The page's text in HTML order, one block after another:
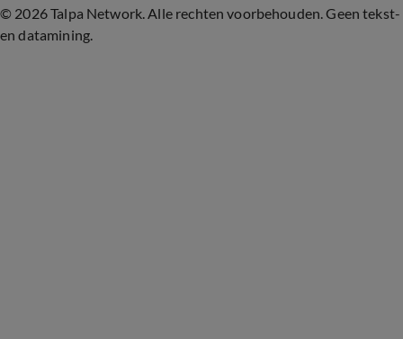
© 2026 Talpa Network. Alle rechten voorbehouden. Geen tekst-
en datamining.